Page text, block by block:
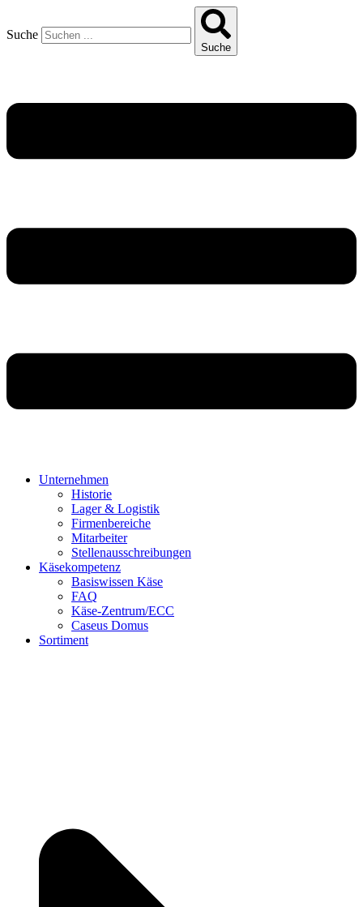
Suche
Suche
Unternehmen
Historie
Lager & Logistik
Firmenbereiche
Mitarbeiter
Stellenausschreibungen
Käsekompetenz
Basiswissen Käse
FAQ
Käse-Zentrum/ECC
Caseus Domus
Sortiment